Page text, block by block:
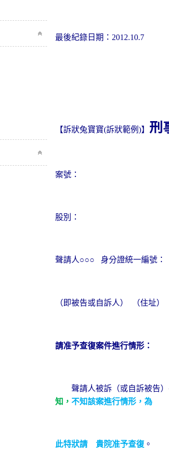
最後紀錄日期：2012.10.7
【訴狀兔寶寶(訴狀範例)】 刑
案號：
股別：
聲請人○○○ 身分證統一編號：
（即被告或自訴人） （住址）
請准予查復案件進行情形：
聲請人被訴（或自訴被告
知，不知該案進行情形，為
此特狀請 貴院准予查復 。